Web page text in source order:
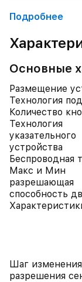
Подробнее
Основные
Размещение
Технология
Количество
Технология
указательного
устройства
Беспроводная
Макс и Мин
разрешающая
способность
Шаг изменения
разрешения